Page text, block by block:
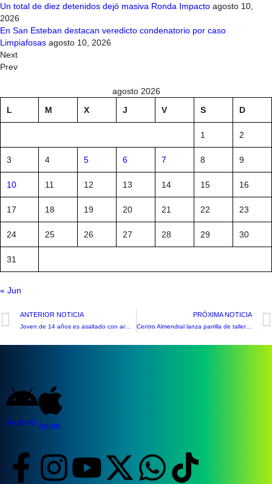
Un total de diez detenidos dejó masiva Ronda Impacto agosto 10,
2026
En San Esteban destacan veredicto condenatorio por caso
Limpiafosas agosto 10, 2026
Next
Prev
agosto 2026
L
M X J V S D
1 2
3 4 5 6 7 8 9
10 11 12 13 14 15 16
17 18 19 20 21 22 23
24 25 26 27 28 29 30
31
« Jun
ANTERIOR NOTICIA
Joven de 14 años es asaltado con armas blanca y de fuego por otros adolescentes
PRÓXIMA NOTICIA
Centro Almendral lanza parrilla de talleres de su tradicional ‘Escuela de Verano’
Android Apple